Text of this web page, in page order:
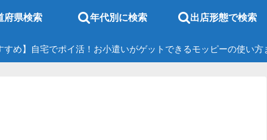
府県検索 年代別に検索 出店形態で検索
すめ】自宅でポイ活！お小遣いがゲットできるモッピーの使い方